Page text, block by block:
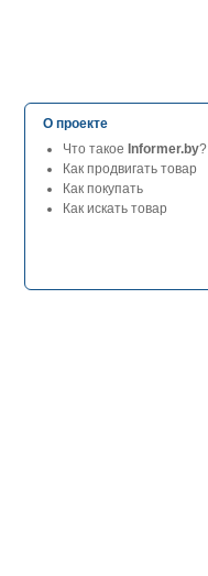
О проекте
Что такое Informer.by?
Как продвигать товар
Как покупать
Как искать товар